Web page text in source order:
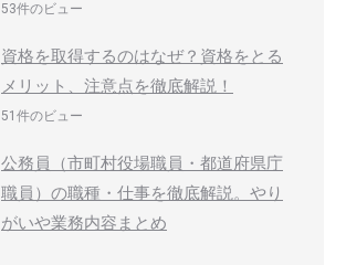
53件のビュー
資格を取得するのはなぜ？資格をとる
メリット、注意点を徹底解説！
51件のビュー
公務員（市町村役場職員・都道府県庁
職員）の職種・仕事を徹底解説。やり
がいや業務内容まとめ